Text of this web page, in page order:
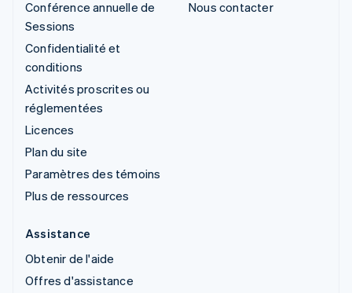
Conférence annuelle de
Sessions
Confidentialité et
conditions
Activités proscrites ou
réglementées
Licences
Plan du site
Paramètres des témoins
Plus de ressources
Nous contacter
Assistance
Obtenir de l'aide
Offres d'assistance